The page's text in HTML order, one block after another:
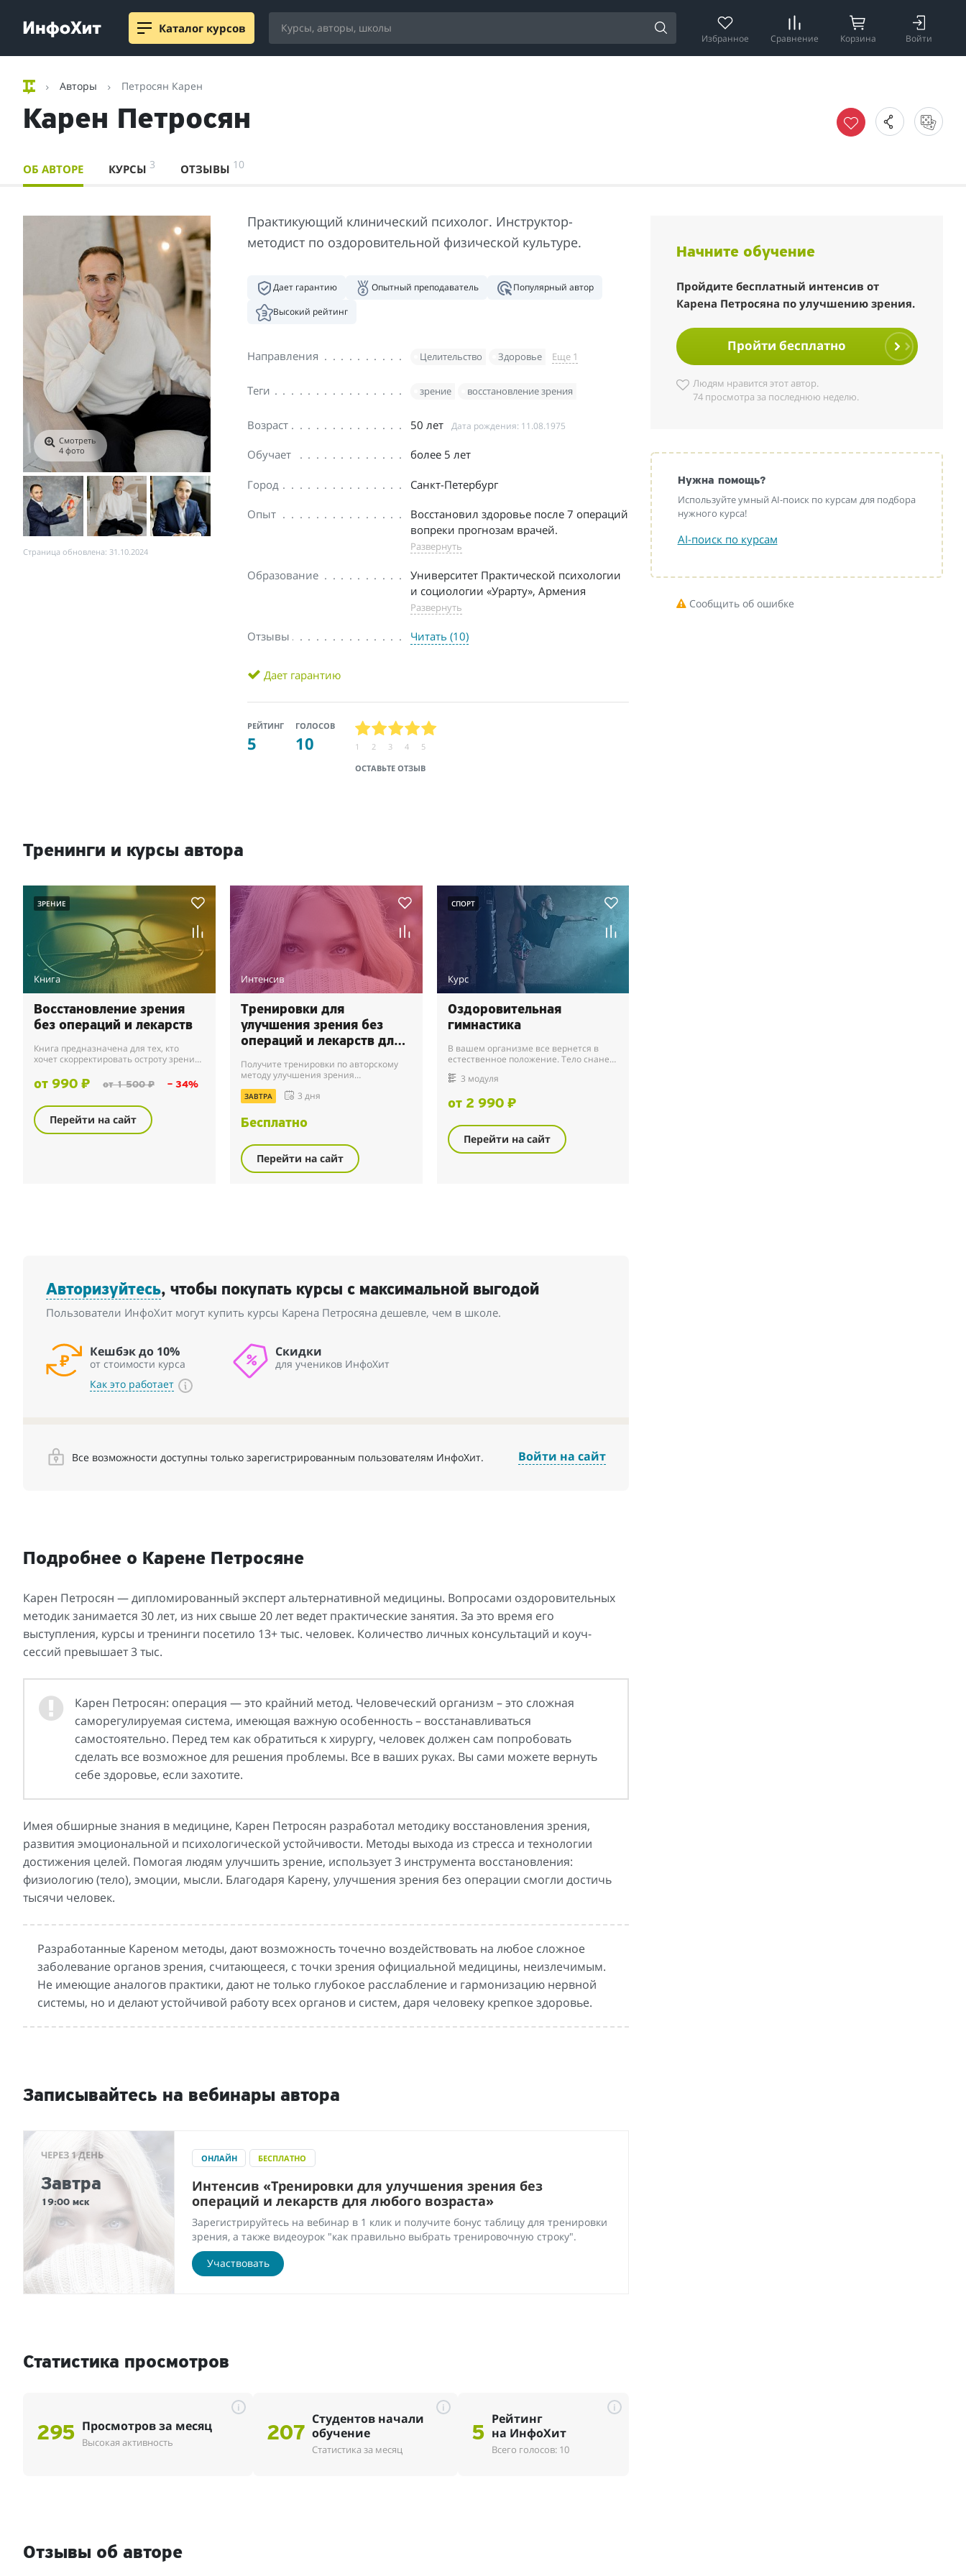
Каталог курсов
Избранное Сравнение Корзина Войти
Авторы Петросян Карен
Карен Петросян
ОБ АВТОРЕ КУРСЫ 3 ОТЗЫВЫ 10
Смотреть
4 фото
Страница обновлена: 31.10.2024
Практикующий клинический психолог. Инструктор-
методист по оздоровительной физической культуре.
Дает гарантию Опытный преподаватель
Популярный автор
Высокий рейтинг
Направления Целительство Здоровье Еще 1
Теги зрение восстановление зрения
Возраст 50 лет Дата рождения: 11.08.1975
Обучает более 5 лет
Город Санкт-Петербург
Опыт
Восстановил здоровье после 7 операций
вопреки прогнозам врачей.
Развернуть
Образование
Университет Практической психологии
и социологии «Урарту», Армения
Развернуть
Отзывы Читать (10)
Дает гарантию
РЕЙТИНГ
5
ГОЛОСОВ
10
ОСТАВЬТЕ ОТЗЫВ
1 2 3 4 5
Тренинги и курсы автора
ЗРЕНИЕ
Книга
Восстановление зрения
без операций и лекарств
Книга предназначена для тех, кто
хочет скорректировать остроту зрения
практики вы улучшите не только
зрение, но и фун...
от 990 ₽ от 1 500 ₽ – 34%
Перейти на сайт
Интенсив
Тренировки для
улучшения зрения без
операций и лекарств для
Получите тренировки по авторскому
методу улучшения зрения
ЗАВТРА 3 дня
Бесплатно
Перейти на сайт
СПОРТ
Курс
Оздоровительная
гимнастика
В вашем организме все вернется в
естественное положение. Тело снанет
тонус, а кожа подтянется.
3 модуля
от 2 990 ₽
Перейти на сайт
Авторизуйтесь, чтобы покупать курсы с максимальной выгодой
Пользователи ИнфоХит могут купить курсы Карена Петросяна дешевле, чем в школе.
Кешбэк до 10%
от стоимости курса
Как это работает
Скидки
для учеников ИнфоХит
Все возможности доступны только зарегистрированным пользователям ИнфоХит. Войти на сайт
Подробнее о Карене Петросяне
Карен Петросян — дипломированный эксперт альтернативной медицины. Вопросами оздоровительных
методик занимается 30 лет, из них свыше 20 лет ведет практические занятия. За это время его
выступления, курсы и тренинги посетило 13+ тыс. человек. Количество личных консультаций и коуч-
сессий превышает 3 тыс.
Карен Петросян: операция — это крайний метод. Человеческий организм – это сложная
саморегулируемая система, имеющая важную особенность – восстанавливаться
самостоятельно. Перед тем как обратиться к хирургу, человек должен сам попробовать
сделать все возможное для решения проблемы. Все в ваших руках. Вы сами можете вернуть
себе здоровье, если захотите.
Имея обширные знания в медицине, Карен Петросян разработал методику восстановления зрения,
развития эмоциональной и психологической устойчивости. Методы выхода из стресса и технологии
достижения целей. Помогая людям улучшить зрение, использует 3 инструмента восстановления:
физиологию (тело), эмоции, мысли. Благодаря Карену, улучшения зрения без операции смогли достичь
тысячи человек.
Разработанные Кареном методы, дают возможность точечно воздействовать на любое сложное
заболевание органов зрения, считающееся, с точки зрения официальной медицины, неизлечимым.
Не имеющие аналогов практики, дают не только глубокое расслабление и гармонизацию нервной
системы, но и делают устойчивой работу всех органов и систем, даря человеку крепкое здоровье.
Записывайтесь на вебинары автора
ЧЕРЕЗ 1 ДЕНЬ
Завтра
19:00 мск
ОНЛАЙН БЕСПЛАТНО
Интенсив «Тренировки для улучшения зрения без
операций и лекарств для любого возраста»
Зарегистрируйтесь на вебинар в 1 клик и получите бонус таблицу для тренировки
зрения, а также видеоурок "как правильно выбрать тренировочную строку".
Участвовать
Статистика просмотров
295 Просмотров за месяц
Высокая активность
i
207
Студентов начали
обучение
Статистика за месяц
i
5
Рейтинг
на ИнфоХит
Всего голосов: 10
i
Отзывы об авторе
Начните обучение
Пройдите бесплатный интенсив от
Карена Петросяна по улучшению зрения.
Пройти бесплатно
Людям нравится этот автор.
74 просмотра за последнюю неделю.
Нужна помощь?
Используйте умный AI-поиск по курсам для подбора
нужного курса!
AI-поиск по курсам
Сообщить об ошибке